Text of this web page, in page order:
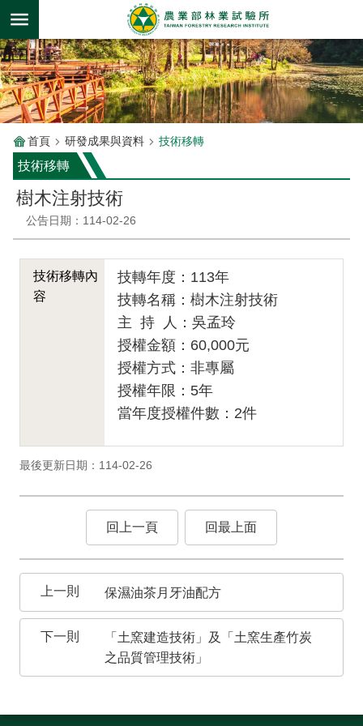
跳到主要內容區塊
首頁 研發成果與資料 技術移轉
技術移轉
樹木注射技術
公告日期：114-02-26
技術移轉內
容
技轉年度：113年
技轉名稱：樹木注射技術
主 持 人：吳孟玲
授權金額：60,000元
授權方式：非專屬
授權年限：5年
當年度授權件數：2件
最後更新日期：114-02-26
回上一頁 回最上面
保濕油茶月牙油配方
「土窯建造技術」及「土窯生產竹炭
之品質管理技術」